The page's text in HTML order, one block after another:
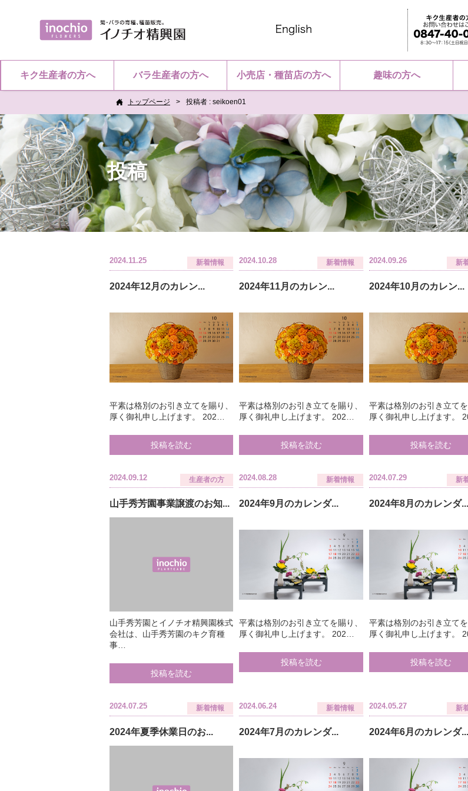
キク生産者の方へ バラ生産者の方へ 小売店・種苗店の方へ 趣味の方へ
トップページ 投稿者 : seikoen01
投稿
2024.11.25 新着情報
2024年12月のカレン...
平素は格別のお引き立てを賜り、
厚く御礼申し上げます。 202…
投稿を読む
2024.10.28 新着情報
2024年11月のカレン...
平素は格別のお引き立てを賜り、
厚く御礼申し上げます。 202…
投稿を読む
2024.09.26 新
2024年10月のカレン...
平素は格別のお引き立てを
厚く御礼申し上げます。
投稿を読む
2024.09.12 生産者の方
山手秀芳園事業譲渡のお知...
山手秀芳園とイノチオ精興園株式
会社は、山手秀芳園のキク育種
事…
投稿を読む
2024.08.28 新着情報
2024年9月のカレンダ...
平素は格別のお引き立てを賜り、
厚く御礼申し上げます。 202…
投稿を読む
2024.07.29 新
2024年8月のカレンダ...
平素は格別のお引き立てを
厚く御礼申し上げます。
投稿を読む
2024.07.25 新着情報
2024年夏季休業日のお...
2024.06.24 新着情報
2024年7月のカレンダ...
2024.05.27 新
2024年6月のカレンダ...